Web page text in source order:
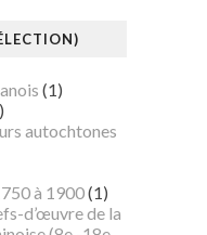
(1)
autochtones
à 1900(1)
d’œuvre de la